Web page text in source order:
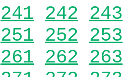
241 242 243
251 252 253
261 262 263